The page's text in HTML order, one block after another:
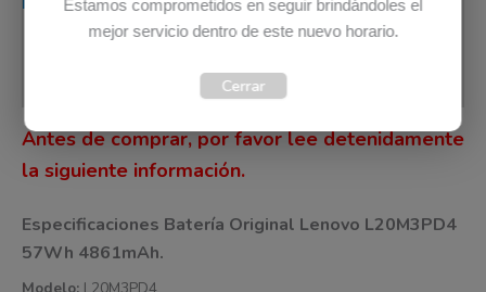
Información adicional
Antes de comprar, por favor lee detenidamente
la siguiente información.
Especificaciones Batería Original Lenovo L20M3PD4
57Wh 4861mAh.
Estamos comprometidos en seguir brindándoles el
mejor servicio dentro de este nuevo horario.
Cerrar